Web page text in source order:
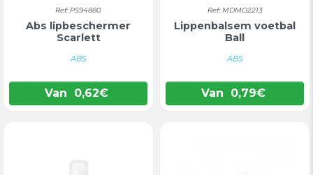
Ref: PS94880
Abs lipbeschermer
Scarlett
ABS
Van 0,62€
Ref: MDMO2213
Lippenbalsem voetbal
Ball
ABS
Van 0,79€